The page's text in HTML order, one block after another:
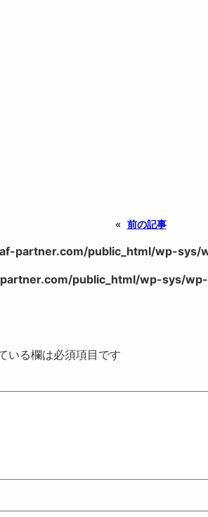
« 前の記事
partner.com/public_html/wp-
public_html/wp-sys/
いる欄は必須項目です